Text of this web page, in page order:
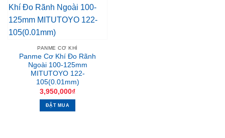
PANME CƠ KHÍ
Panme Cơ Khí Đo Rãnh
Ngoài 100-125mm
MITUTOYO 122-
105(0.01mm)
3,950,000₫
ĐẶT MUA